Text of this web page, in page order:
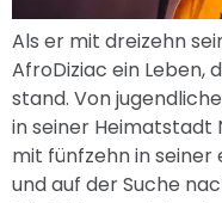
Als er mit dreizehn
AfroDiziac ein Leben,
stand. Von
in seiner Heimatstadt
mit fünfzehn in seiner
und auf der Suche